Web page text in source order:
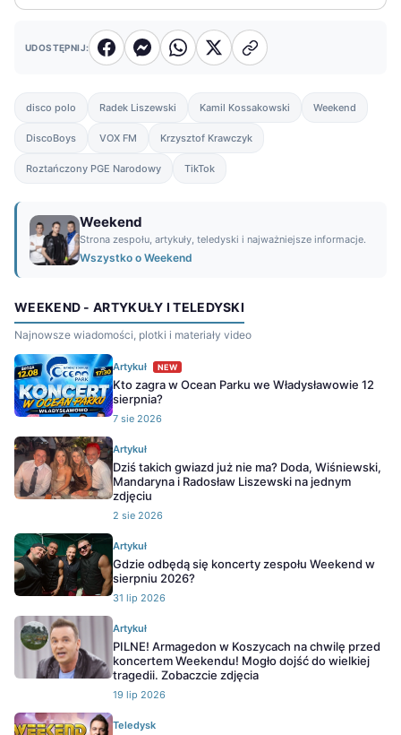
UDOSTĘPNIJ:
disco polo Radek Liszewski Kamil Kossakowski Weekend
DiscoBoys VOX FM Krzysztof Krawczyk
Roztańczony PGE Narodowy TikTok
Weekend
Strona zespołu, artykuły, teledyski i najważniejsze informacje.
Wszystko o Weekend
WEEKEND - ARTYKUŁY I TELEDYSKI
Najnowsze wiadomości, plotki i materiały video
Artykuł NEW
Kto zagra w Ocean Parku we Władysławowie 12
sierpnia?
7 sie 2026
Artykuł
Dziś takich gwiazd już nie ma? Doda, Wiśniewski,
Mandaryna i Radosław Liszewski na jednym
zdjęciu
2 sie 2026
Artykuł
Gdzie odbędą się koncerty zespołu Weekend w
sierpniu 2026?
31 lip 2026
Artykuł
PILNE! Armagedon w Koszycach na chwilę przed
koncertem Weekendu! Mogło dojść do wielkiej
tragedii. Zobaczcie zdjęcia
19 lip 2026
Teledysk